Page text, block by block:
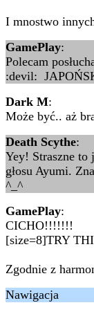
I mnostwo
GamePlay:
Polecam
:devil:
Dark M:
Może być.. aż
Death Scythe:
Yey! Straszne to
głosu Ayumi.
^_^
GamePlay:
CICHO!!!!!!!
[size=8]TRY
Zgodnie z
Nawigacja